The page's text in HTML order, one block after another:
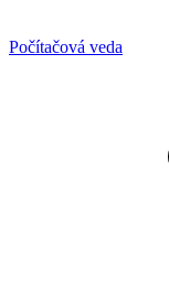
Počítačová veda